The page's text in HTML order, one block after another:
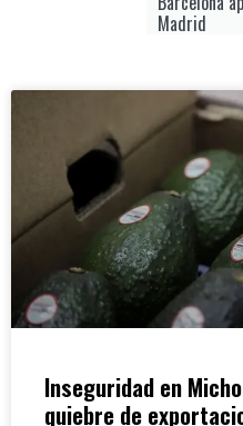
Madrid
Inseguridad en
quiebre de